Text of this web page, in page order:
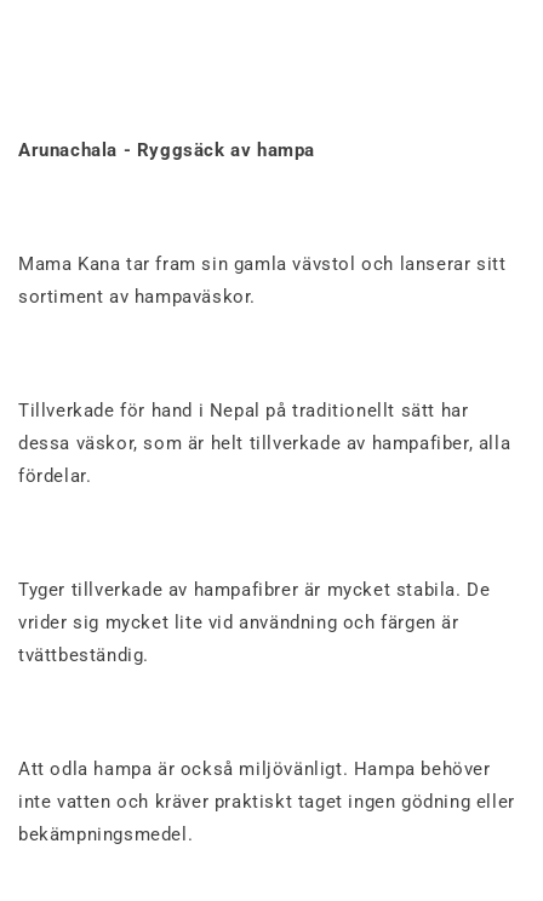
Arunachala - Ryggsäck av hampa
Mama Kana tar fram sin gamla vävstol och lanserar sitt
sortiment av hampaväskor.
Tillverkadeför hand i Nepal på traditionellt sätt har
dessa väskor, som är helt tillverkade av hampafiber, alla
fördelar.
Tyger tillverkade av hampafibrer är mycket stabila. De
vrider sig mycket lite vid användning och färgen är
tvättbeständig.
Att odla hampa är också miljövänligt. Hampa behöver
inte vatten och kräver praktiskt taget ingen gödning eller
bekämpningsmedel.